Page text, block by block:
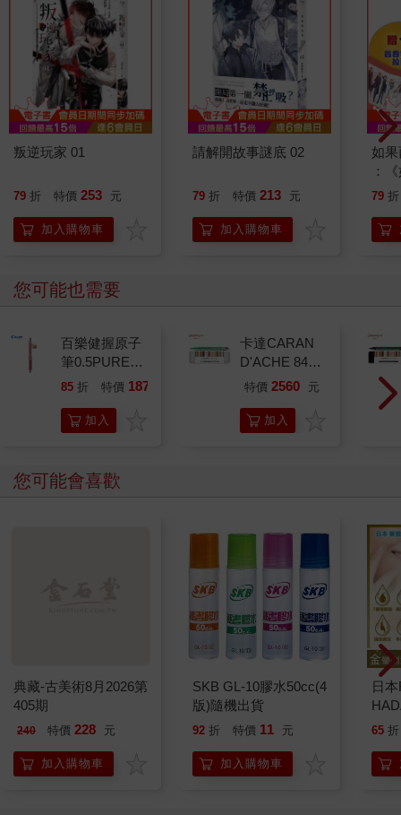
叛逆玩家 01
79 折 特價 253 元
加入購物車
請解開故事謎底 02
79 折 特價 213 元
加入購物車
如
：
喵
79 折
您可能也需要
百樂健握原子
筆0.5PURE聯
名 頂級白桃
85 折 特價 187
加入
卡達CARAN
D'ACHE 849
Paul Smith 原
銀
特價 2560 元
加入
您可能會喜歡
典藏-古美術8月2026第
405期
240 特價 228 元
加入購物車
SKB GL-10膠水50cc(4
版)隨機出貨
92 折 特價 11 元
加入購物車
日
金
臉
65 折